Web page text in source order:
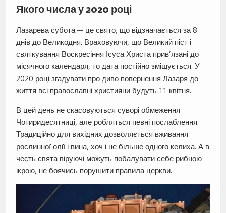
Якого числа у 2020 році
Лазарева субота — це свято, що відзначається за 8
днів до Великодня. Враховуючи, що Великий піст і
святкування Воскресіння Ісуса Христа прив’язані до
місячного календаря, то дата постійно зміщується. У
2020 році згадувати про диво повернення Лазаря до
життя всі православні християни будуть 11 квітня.
В цей день не скасовуються суворі обмеження
Чотиридесятниці, але робляться певні послаблення.
Традиційно для вихідних дозволяється вживання
рослинної олії і вина, хоч і не більше одного келиха. А в
честь свята віруючі можуть побалувати себе рибною
ікрою, не боячись порушити правила церкви.